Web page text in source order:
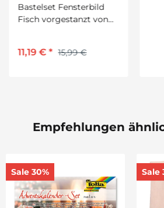
Bastelset Fensterbild
Fisch vorgestanzt von
11,19 €* 15,99 €
Empfehlungen
Sale 30% Sale